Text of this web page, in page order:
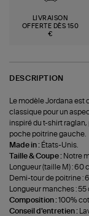
LIVRAISON
OFFERTE DÈS 150
€
DESCRIPTION
Le modèle Jordana
classique pour un
inspiré du t-shirt
poche poitrine gauche.
Made in : États-Unis.
Taille & Coupe : Notre
Longueur (taille M) : 60
Demi-tour de poitrine :
Longueur manches : 55
Composition :100%
Conseil d'entretien :